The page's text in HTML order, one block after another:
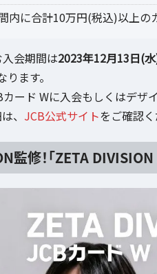
内に合計10万円(税込)以上の
会期間は2023年12月13日(
ります。
ード Wに入会もしくはデザ
、 JCB公式サイトをご確認く
監修！「ZETA